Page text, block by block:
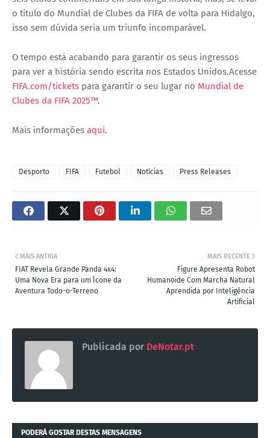
o título do Mundial de Clubes da FIFA de volta para Hidalgo,
isso sem dúvida seria um triunfo incomparável.
O tempo está acabando para garantir os seus ingressos
para ver a história sendo escrita nos Estados Unidos.Acesse
FIFA.com/tickets para garantir o seu lugar no Mundial de
Clubes da FIFA 2025™.
Mais informações aqui.
Desporto FIFA Futebol Notícias Press Releases
MAIS RECENTE
Figure Apresenta Robot
Humanoide Com Marcha Natural
Aprendida por Inteligência
Artificial
MAIS ANTIGA
FIAT Revela Grande Panda 4x4:
Uma Nova Era para um Ícone da
Aventura Todo-o-Terreno
Publicada por DeNotar.pt
PODERÁ GOSTAR DESTAS MENSAGENS